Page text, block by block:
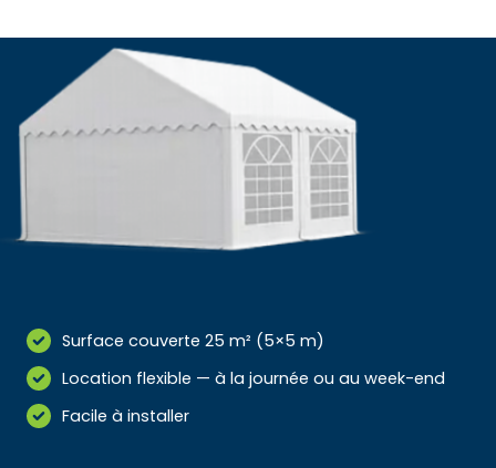
Surface couverte 25 m² (5×5 m)
Location flexible — à la journée ou au week-end
Facile à installer